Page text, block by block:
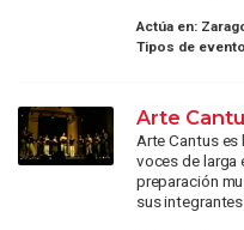
Actúa en:
Tipos de
Arte
Arte Cantus es
voces de larga
preparación
sus integrantes